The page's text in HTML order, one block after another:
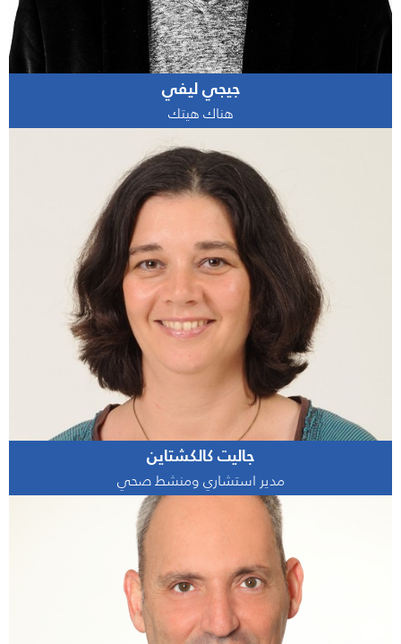
جيجي ليفي
هناك هيتك
جاليت كالكشتاين
مدير استشاري ومنشط صحي